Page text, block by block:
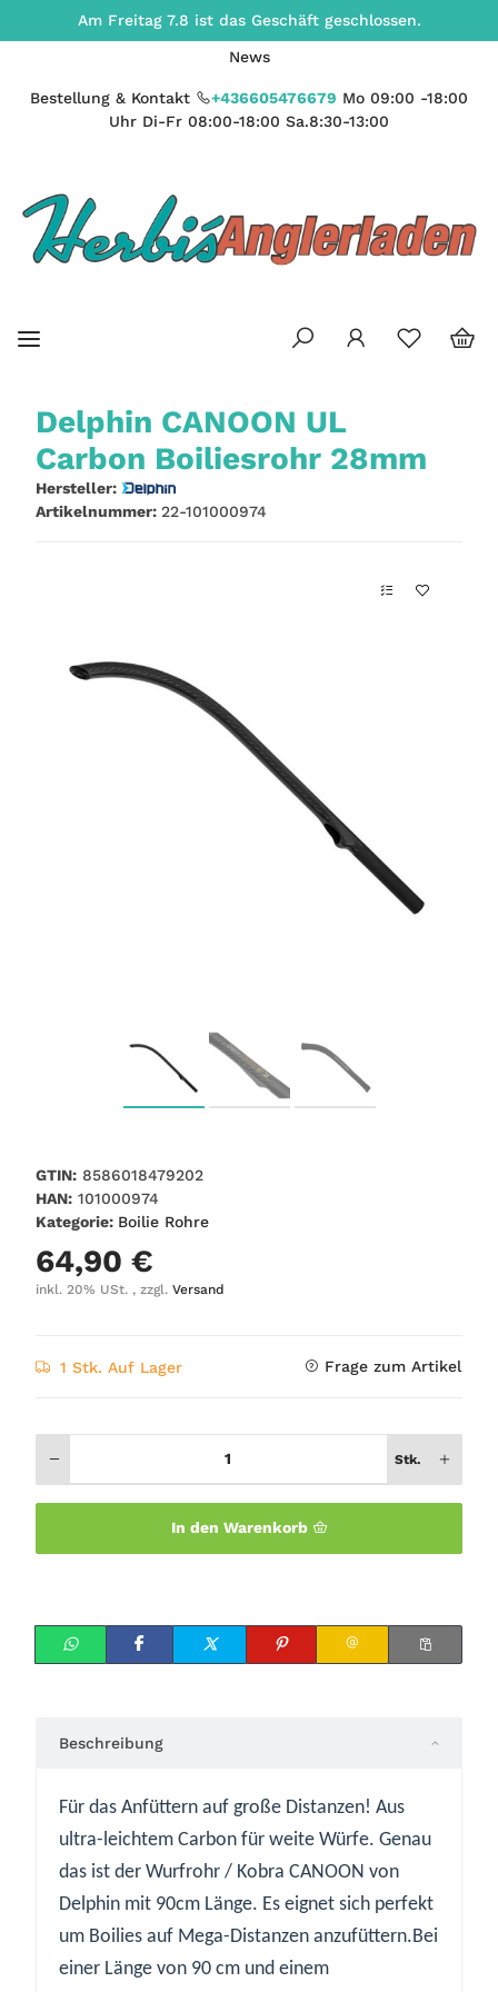
Am Freitag 7.8 ist das Geschäft geschlossen.
News
Bestellung & Kontakt +436605476679 Mo 09:00 -18:00
Uhr Di-Fr 08:00-18:00 Sa.8:30-13:00
Delphin CANOON UL
Carbon Boiliesrohr 28mm
Hersteller:
Artikelnummer: 22-101000974
GTIN: 8586018479202
HAN: 101000974
Kategorie: Boilie Rohre
64,90 €
inkl. 20% USt. , zzgl. Versand
1 Stk. Auf Lager Frage zum Artikel
Stk.
In den Warenkorb
Beschreibung
Für das Anfüttern auf große Distanzen! Aus
ultra-leichtem Carbon für weite Würfe. Genau
das ist der Wurfrohr / Kobra CANOON von
Delphin mit 90cm Länge. Es eignet sich perfekt
um Boilies auf Mega-Distanzen anzufüttern.Bei
einer Länge von 90 cm und einem